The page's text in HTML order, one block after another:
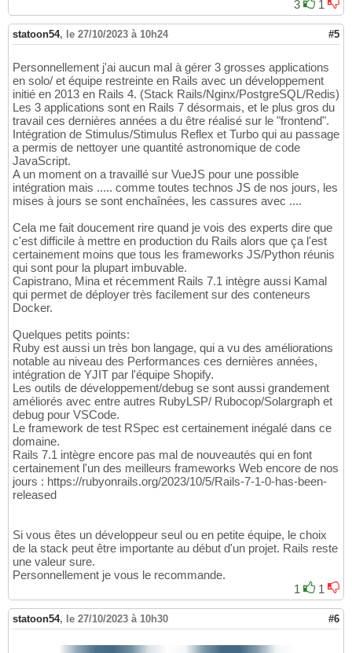
3
1
statoon54, le 27/10/2023 à 10h24 #5
Personnellement j'ai aucun mal à gérer 3 grosses applications
en solo/ et équipe restreinte en Rails avec un développement
initié en 2013 en Rails 4. (Stack Rails/Nginx/PostgreSQL/Redis)
Les 3 applications sont en Rails 7 désormais, et le plus gros du
travail ces dernières années a du être réalisé sur le "frontend".
Intégration de Stimulus/Stimulus Reflex et Turbo qui au passage
a permis de nettoyer une quantité astronomique de code
JavaScript.
A un moment on a travaillé sur VueJS pour une possible
intégration mais ..... comme toutes technos JS de nos jours, les
mises à jours se sont enchaînées, les cassures avec ....
Cela me fait doucement rire quand je vois des experts dire que
c'est difficile à mettre en production du Rails alors que ça l'est
certainement moins que tous les frameworks JS/Python réunis
qui sont pour la plupart imbuvable.
Capistrano, Mina et récemment Rails 7.1 intègre aussi Kamal
qui permet de déployer très facilement sur des conteneurs
Docker.
Quelques petits points:
Ruby est aussi un très bon langage, qui a vu des améliorations
notable au niveau des Performances ces dernières années,
intégration de YJIT par l'équipe Shopify.
Les outils de développement/debug se sont aussi grandement
améliorés avec entre autres RubyLSP/ Rubocop/Solargraph et
debug pour VSCode.
Le framework de test RSpec est certainement inégalé dans ce
domaine.
Rails 7.1 intègre encore pas mal de nouveautés qui en font
certainement l'un des meilleurs frameworks Web encore de nos
jours : https://rubyonrails.org/2023/10/5/Rails-7-1-0-has-been-
released
Si vous êtes un développeur seul ou en petite équipe, le choix
de la stack peut être importante au début d'un projet. Rails reste
une valeur sure.
Personnellement je vous le recommande.
1
1
statoon54, le 27/10/2023 à 10h30 #6